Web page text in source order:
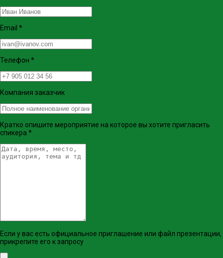
Email *
Телефон *
Компания заказчик
Кратко опишите мероприятие на которое вы хотите пригласить
спикера *
Если у вас есть официальное приглашение или файл презентации,
прикрепите его к запросу